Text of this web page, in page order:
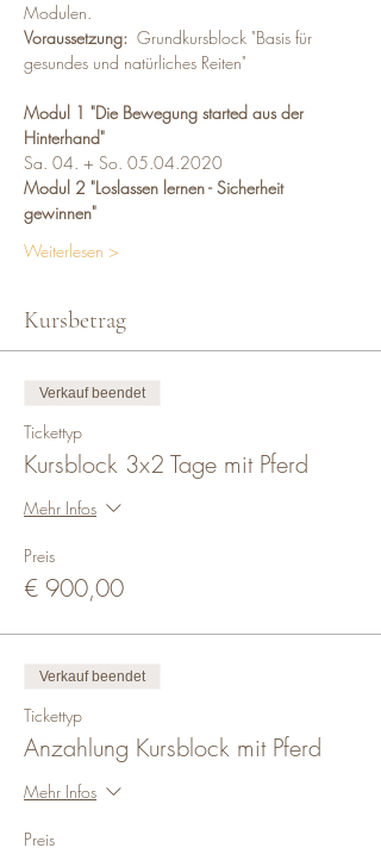
Modulen.
Voraussetzung: Grundkursblock "Basis für
gesundes und natürliches Reiten"
Modul 1 "Die Bewegung started aus der
Hinterhand"
Sa. 04. + So. 05.04.2020
Modul 2 "Loslassen lernen - Sicherheit
gewinnen"
Weiterlesen >
Kursbetrag
Verkauf beendet
Tickettyp
Kursblock 3x2 Tage mit Pferd
Mehr Infos
Preis
€ 900,00
Verkauf beendet
Tickettyp
Anzahlung Kursblock mit Pferd
Mehr Infos
Preis